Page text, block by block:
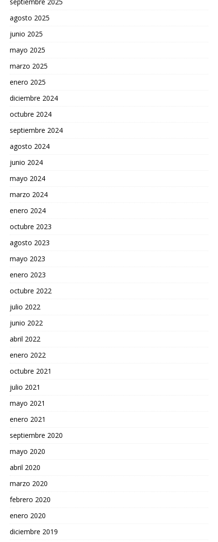
agosto 2025
junio 2025
mayo 2025
marzo 2025
enero 2025
diciembre 2024
octubre 2024
septiembre 2024
agosto 2024
junio 2024
mayo 2024
marzo 2024
enero 2024
octubre 2023
agosto 2023
mayo 2023
enero 2023
octubre 2022
julio 2022
junio 2022
abril 2022
enero 2022
octubre 2021
julio 2021
mayo 2021
enero 2021
septiembre 2020
mayo 2020
abril 2020
marzo 2020
febrero 2020
enero 2020
diciembre 2019